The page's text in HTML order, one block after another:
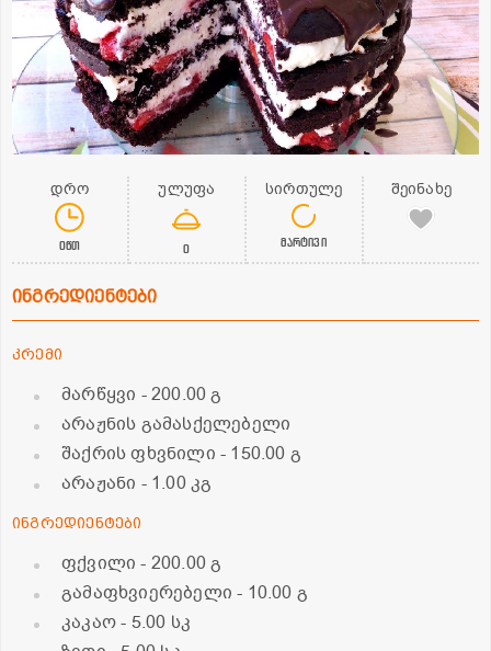
დრო
0წთ
ულუფა
0
სირთულე
მარტივი
შეინახე
ინგრედიენტები
კრემი
მარწყვი - 200.00 გ
არაჟნის გამასქელებელი
შაქრის ფხვნილი - 150.00 გ
არაჟანი - 1.00 კგ
ინგრედიენტები
ფქვილი- 200.00 გ
გამაფხვიერებელი- 10.00 გ
კაკაო- 5.00 სკ